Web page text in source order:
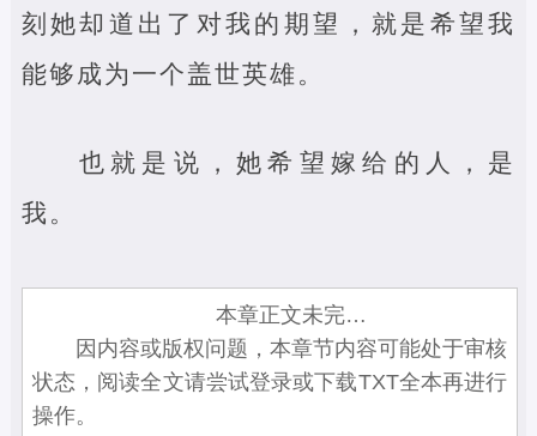
刻她却道出了对我的期望，就是希望我
能够成为一个盖世英雄。
也就是说，她希望嫁给的人，是
我。
本章正文未完…
因内容或版权问题，本章节内容可能处于审核
状态，阅读全文请尝试登录或下载TXT全本再进行
操作。